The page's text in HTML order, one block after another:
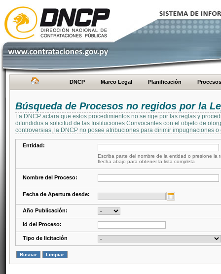
DNCP Marco Legal Planificación Procesos
Búsqueda de Procesos no regidos por la
La DNCP aclara que estos procedimientos no se rige por las reglas y
difundidos a solicitud de las Instituciones Convocantes con el objeto de
controversias, la DNCP no posee atribuciones para dirimir impugnaciones
Entidad:
Escriba parte del nombre de la entidad o presione la
flecha abajo para obtener la lista completa
Nombre del Proceso:
Fecha de Apertura desde:
Año Publicación:
Id del Proceso:
Tipo de licitación